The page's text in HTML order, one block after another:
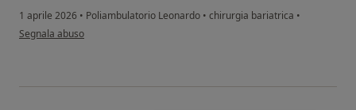
1 aprile 2026 • Poliambulatorio Leonardo • chirurgia bariatrica •
secondo l'opinione dell'utente Tania Corsi
Segnala abuso